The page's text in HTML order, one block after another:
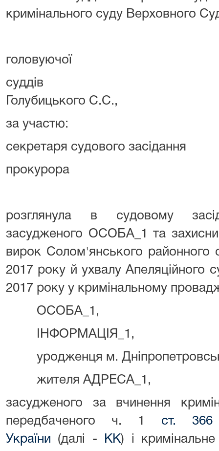
кримінального суду Верховного
головуючої
суддів
Голубицького С.С.,
за участю:
секретаря судового
прокурора
розглянула в судовому
засудженого ОСОБА_1 та
вирок Солом'янського районного
2017 року й ухвалу Апеляційного
2017 року у кримінальному
ОСОБА_1,
ІНФОРМАЦІЯ_1,
уродженця м.
жителя АДРЕСА_1,
засудженого за вчинення
передбаченого ч. 1 ст. 366
України (далі - КК) і